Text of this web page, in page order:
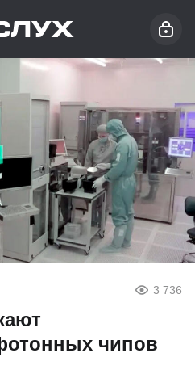
3 736
чипов